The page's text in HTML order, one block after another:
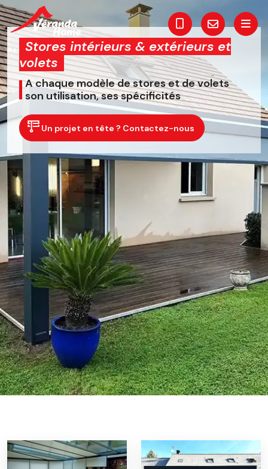
Accueil Volets/ Stores
Stores intérieurs & extérieurs et
volets
A chaque modèle de stores et de volets
son utilisation, ses spécificités
Un projet en tête ? Contactez-nous